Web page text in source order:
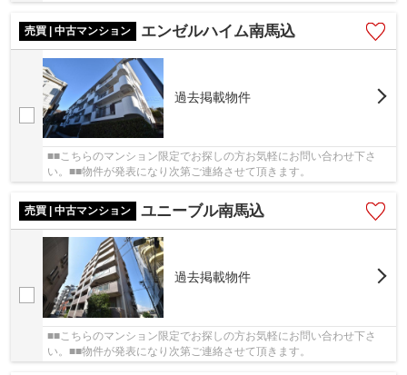
売買 | 中古マンション エンゼルハイム南馬込
過去掲載物件
■■こちらのマンション限定でお探しの方お気軽にお問い合わせ下さ
い。■■物件が発表になり次第ご連絡させて頂きます。
売買 | 中古マンション ユニーブル南馬込
過去掲載物件
■■こちらのマンション限定でお探しの方お気軽にお問い合わせ下さ
い。■■物件が発表になり次第ご連絡させて頂きます。